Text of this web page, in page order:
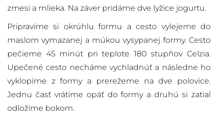
zmesi a mlieka. Na záver pridáme dve lyžice jogurtu.
Pripravíme si okrúhlu formu a cesto vylejeme do
maslom vymazanej a múkou vysypanej formy. Cesto
pečieme 45 minút pri teplote 180 stupňov Celzia.
Upečené cesto necháme vychladnúť a následne ho
vyklopíme z formy a prerežeme na dve polovice.
Jednu časť vrátime opäť do formy a druhú si zatiaľ
odložíme bokom.